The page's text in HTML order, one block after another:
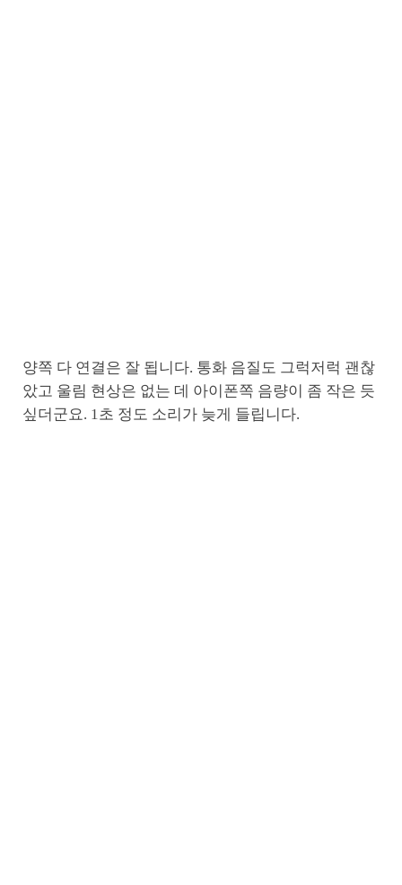
양쪽 다 연결은 잘 됩니다. 통화 음질도 그럭저럭 괜찮
았고 울림 현상은 없는 데 아이폰쪽 음량이 좀 작은 듯
싶더군요. 1초 정도 소리가 늦게 들립니다.